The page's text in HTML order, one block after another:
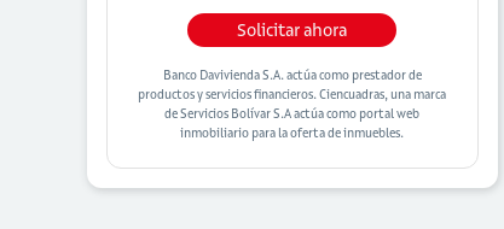
Solicitar ahora
Banco Davivienda S.A. actúa como prestador de
productos y servicios financieros. Ciencuadras, una marca
de Servicios Bolívar S.A actúa como portal web
inmobiliario para la oferta de inmuebles.